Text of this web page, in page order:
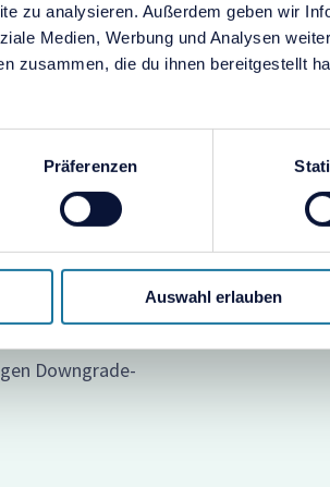
zu analysieren. Außerdem geben wir
Medien, Werbung und Analysen
zusammen, die du ihnen bereitgestellt
Präferenzen
Auswahl erlauben
oder neuer
Downgrade-